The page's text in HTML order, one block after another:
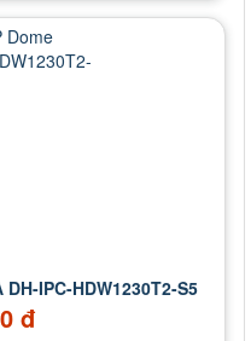
IPC-HDW1230T2-S5
đ